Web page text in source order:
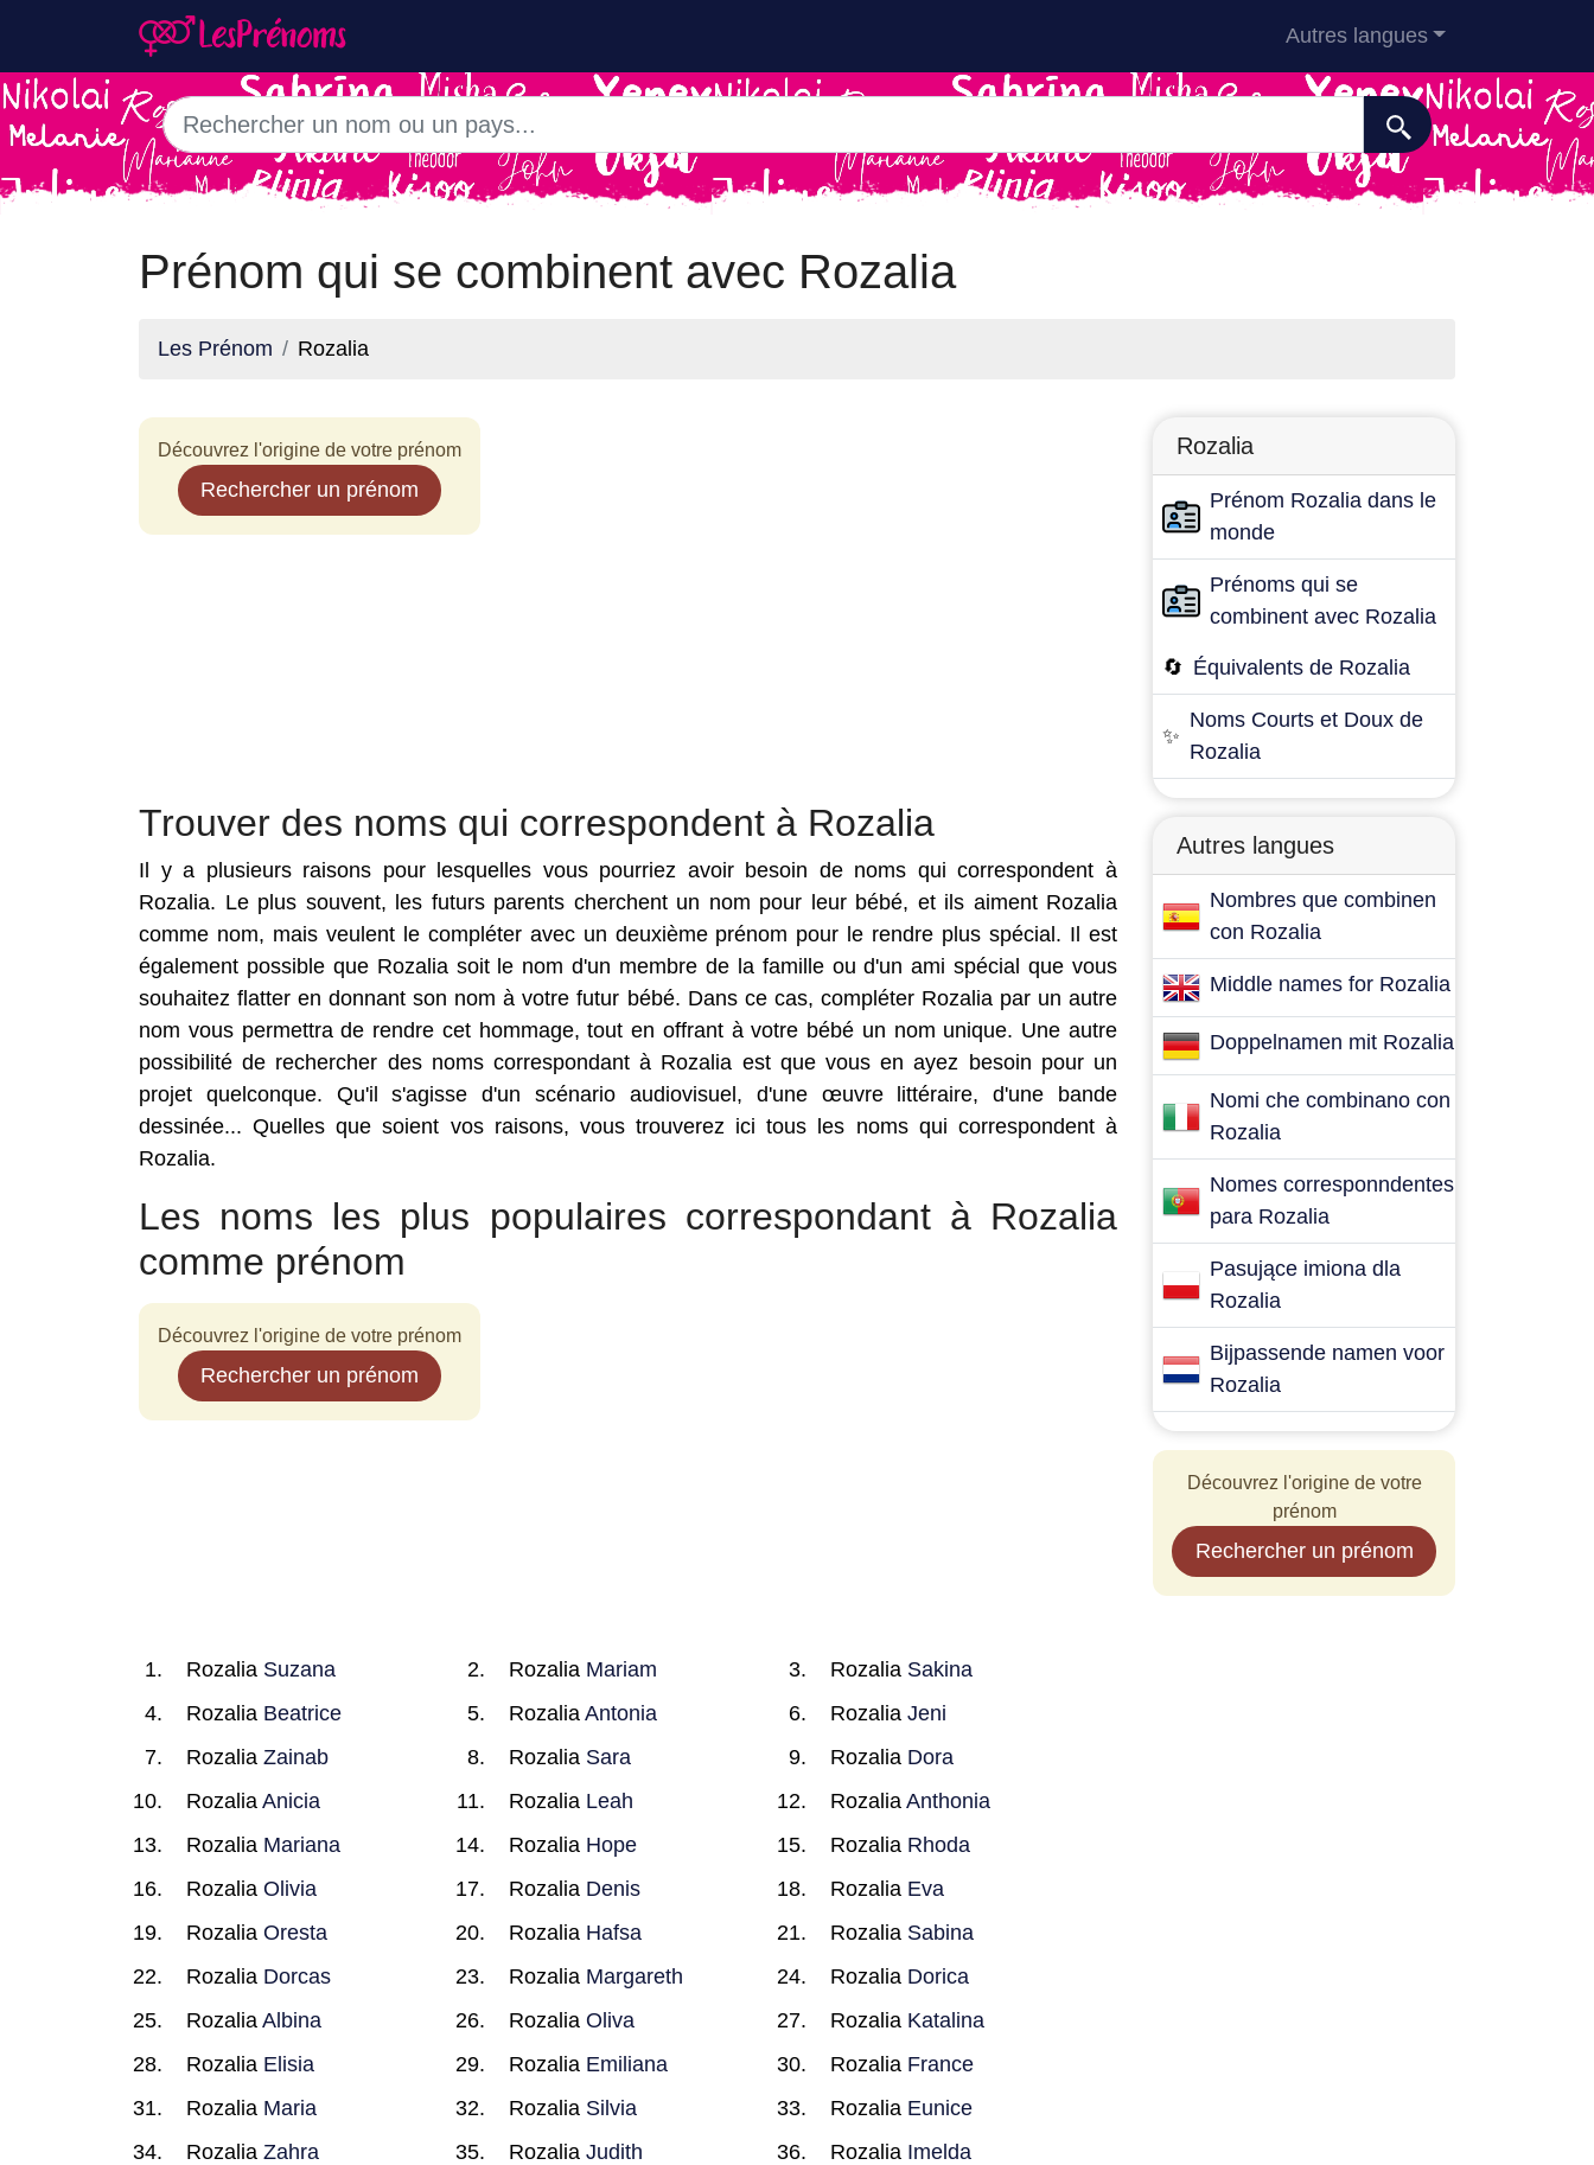
Autres langues
Prénom qui se combinent avec Rozalia
Les Prénom Rozalia
Découvrez l'origine de votre prénom
Rechercher un prénom
Trouver des noms qui correspondent à Rozalia
Il y a plusieurs raisons pour lesquelles vous pourriez avoir besoin de noms qui correspondent à
Rozalia. Le plus souvent, les futurs parents cherchent un nom pour leur bébé, et ils aiment Rozalia
comme nom, mais veulent le compléter avec un deuxième prénom pour le rendre plus spécial. Il est
également possible que Rozalia soit le nom d'un membre de la famille ou d'un ami spécial que vous
souhaitez flatter en donnant son nom à votre futur bébé. Dans ce cas, compléter Rozalia par un autre
nom vous permettra de rendre cet hommage, tout en offrant à votre bébé un nom unique. Une autre
possibilité de rechercher des noms correspondant à Rozalia est que vous en ayez besoin pour un
projet quelconque. Qu'il s'agisse d'un scénario audiovisuel, d'une œuvre littéraire, d'une bande
dessinée... Quelles que soient vos raisons, vous trouverez ici tous les noms qui correspondent à
Rozalia.
Les noms les plus populaires correspondant à Rozalia
comme prénom
Découvrez l'origine de votre prénom
Rechercher un prénom
Rozalia Suzana Rozalia Mariam Rozalia Sakina
Rozalia Beatrice Rozalia Antonia RozaliaJeni
Rozalia Zainab Rozalia Sara Rozalia Dora
Rozalia Anicia Rozalia Leah RozaliaAnthonia
Rozalia Mariana Rozalia Hope Rozalia Rhoda
Rozalia Olivia Rozalia Denis Rozalia Eva
Rozalia Oresta Rozalia Hafsa Rozalia Sabina
Rozalia Dorcas Rozalia Margareth Rozalia Dorica
Rozalia Albina Rozalia Oliva Rozalia Katalina
Rozalia Elisia Rozalia Emiliana Rozalia France
Rozalia Maria Rozalia Silvia Rozalia Eunice
Rozalia Zahra Rozalia Judith Rozalia Imelda
Rozalia
Prénom Rozalia dans le
monde
Prénoms qui se
combinent avec Rozalia
🔄 Équivalents de Rozalia
✨
Noms Courts et Doux de
Rozalia
Autres langues
Nombres que combinen
con Rozalia
Middle names for Rozalia
Doppelnamen mit Rozalia
Nomi che combinano con
Rozalia
Nomes corresponndentes
para Rozalia
Pasujące imiona dla
Rozalia
Bijpassende namen voor
Rozalia
Découvrez l'origine de votre
prénom
Rechercher un prénom